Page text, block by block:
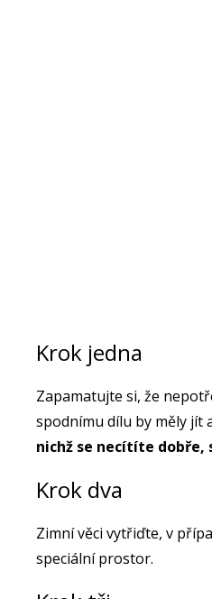
Krok jedna
Zapamatujte si, že
spodnímu dílu by měly jít
nichž se necítíte
Krok dva
Zimní věci vytřiďte, v
speciální prostor.